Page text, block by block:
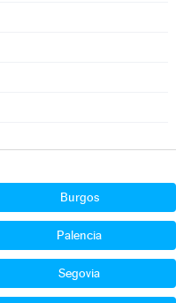
Burgos
Palencia
Segovia